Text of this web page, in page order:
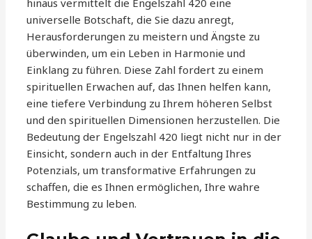
hinaus vermittelt die Engelszahl 420 eine
universelle Botschaft, die Sie dazu anregt,
Herausforderungen zu meistern und Ängste zu
überwinden, um ein Leben in Harmonie und
Einklang zu führen. Diese Zahl fordert zu einem
spirituellen Erwachen auf, das Ihnen helfen kann,
eine tiefere Verbindung zu Ihrem höheren Selbst
und den spirituellen Dimensionen herzustellen. Die
Bedeutung der Engelszahl 420 liegt nicht nur in der
Einsicht, sondern auch in der Entfaltung Ihres
Potenzials, um transformative Erfahrungen zu
schaffen, die es Ihnen ermöglichen, Ihre wahre
Bestimmung zu leben.